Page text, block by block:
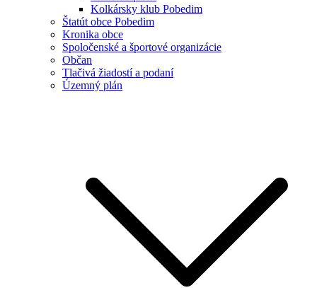
Kolkársky klub Pobedim
Štatút obce Pobedim
Kronika obce
Spoločenské a športové organizácie
Občan
Tlačivá žiadostí a podaní
Územný plán